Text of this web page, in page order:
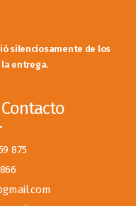
silenciosamente de los
la entrega.
875